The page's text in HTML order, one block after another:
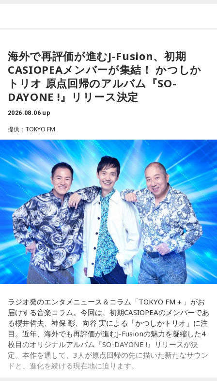
りがとう』という手紙は書きたくなります」と、故郷への深
い愛情をのぞかせました。
最後に、ゴリさんが「今、想いを伝えたい方」として名前を
挙げたのは、ボクシング元世界王者の具志堅用高さんでし
た。今年で世界王座獲得から50年という節目の年を迎えるこ
＜番組概要＞
番組名：日本郵便 SUNDAY'S POST
放送日時：毎週日曜 15:00～15:50
パーソナリティ：小山薫堂、宇賀なつみ
番組Webサイト：https://www.tfm.co.jp/post/
番組公式X：@sundayspost1
得や正解より、なぜか惹かれるものを大切にしてみてくださ
い。心が喜ぶ選択が新しいご縁につながるかも。夜は好きな
音楽を聴きながら、叶えたい未来をイメージしてね。
【8位】乙女座（おとめ座）
なりそうです。効率や正しさだけではなく、自分が心地よく
続けられる方法を探してみて。仕事のやり方を変えるのもお
すすめ。今日は一つだけ「やらなくていいこと」を決めてみ
ましょう。
【9位】牡牛座（おうし座）
いつもの安心感から少しだけ外へ出てみると、新しい楽しみ
が見つかりそう。大きく変える必要はありません。「ちょっ
と気になる」を試してみるくらいで十分です。今日は行って
みたいお店や場所を一つ探して、誰かを誘ってみてくださ
い。
【10位】蟹座（かに座）
周りを喜ばせることに一生懸命になりすぎて、自分の楽しみ
を忘れていないか確認したい日。今日は誰かのためではなく
「私が嬉しいから」を選んでみてください。今夜は自分だけ
【11位】山羊座（やぎ座）
頑張ることが当たり前になっているなら、今日は少し力を抜
いてみて。成果を出すことだけが人生の豊かさではありませ
ん。楽しい、心地いいという感覚を取り戻すことで次の流れ
が見えてきます。今日は仕事を早めに切り上げて好きなこと
をして過ごして。
きそうな日。義務で続けてきたことより、楽しくて夢中にな
れることを選ぶと流れが変わります。人と違っても大丈夫。
今夜にでも「本当はこう生きたい」を自由に書き出してみ
て。
【2位】双子座（ふたご座）
思いがけない誘いや情報が、次の展開を連れてくるかも！今
正解です。誰かとの会話から人生のヒントが見つかる予感
も。今日は気になる人に自分から連絡してみて。
【3位】天秤座（てんびん座）
今日から金星が天秤座へ！！あなた本来の魅力がグッと高ま
る時。人とのご縁にも恵まれやすく、嬉しいお誘いや出会い
があるかもしれません。少しおしゃれして人に会うのもおす
すめ。今日は鏡の前で「今の自分が好きなところ」を3つ見つ
けて褒めてみて！
【4位】射手座（いて座）
「もっと面白いことがしたい！」という気持ちが未来を動か
します。今までのやり方にこだわらず、楽しそうな方へ進ん
でみると思わぬ展開が待っていそう。少し大胆なくらいで
OK。今日はこの夏やりたいことを一つ予定に書き込んでみ
【5位】牡羊座（おひつじ座）
あなたの行動力が誰かの心に火をつける日。今日は周りの反
応を気にするより「私はこれがやりたい！」を大切にしてみ
て。あなたが楽しそうに動くほど仲間も集まってきそうで
す。今夜、明日すぐできる小さな一歩を決めてから寝てみて
ね。
海外で再評価が進むJ-Fusion、初期
CASIOPEAメンバーが集結！ かつしか
トリオ 原点回帰のアルバム『SO-
DAYONE !』リリース決定
2026.08.06 up
提供：TOKYO FM
ラジオ発のエンタメニュース＆コラム「TOKYO FM＋」がお
届けする音楽コラム。今回は、初期CASIOPEAのメンバーであ
る櫻井哲夫、神保 彰、向谷 実による「かつしかトリオ」に注
目。近年、海外でも再評価が進むJ-Fusionの魅力を凝縮した4
枚目のオリジナルアルバム『SO-DAYONE !』リリースが決
定。本作を通して、3人が原点回帰の先に描いた新たなサウン
ドと、進化を続ける現在地に迫ります。